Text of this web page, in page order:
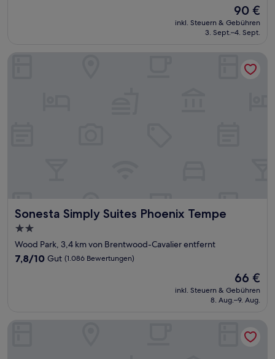
Der
Preis
beträgt
90 €
inkl. Steuern & Gebühren
3. Sept.–4. Sept.
Sonesta Simply Suites Phoenix Tempe
Sonesta Simply Suites Phoenix Tempe
2.0-
Sterne-
Unterkunft
Wood Park, 3,4 km von Brentwood-Cavalier entfernt
7.8
7,8/10 Gut (1.086 Bewertungen)
Der
Preis
beträgt
66 €
inkl. Steuern & Gebühren
8. Aug.–9. Aug.
GreenTree Inn & Suites Phoenix Sky Harbor